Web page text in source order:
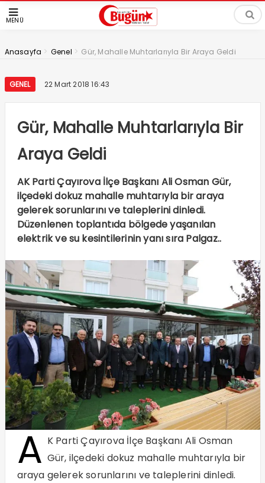
MENÜ
Anasayfa > Genel > Gür, Mahalle Muhtarlarıyla Bir Araya Geldi
GENEL 22 Mart 2018 16:43
Gür, Mahalle Muhtarlarıyla Bir
Araya Geldi
AK Parti Çayırova İlçe Başkanı Ali Osman Gür,
ilçedeki dokuz mahalle muhtarıyla bir araya
gelerek sorunlarını ve taleplerini dinledi.
Düzenlenen toplantıda bölgede yaşanılan
elektrik ve su kesintilerinin yanı sıra Palgaz..
A K Parti Çayırova İlçe Başkanı Ali Osman
Gür, ilçedeki dokuz mahalle muhtarıyla bir
araya gelerek sorunlarını ve taleplerini dinledi.